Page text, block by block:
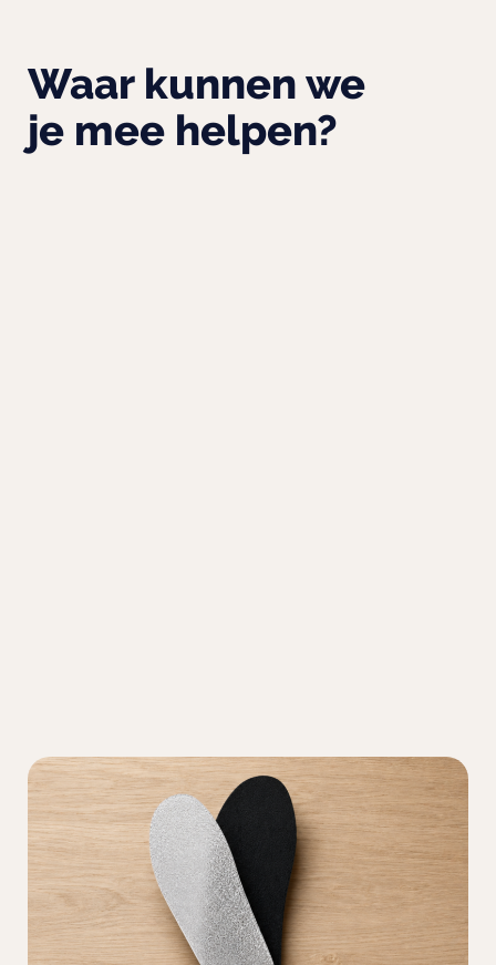
Waar kunnen we
je mee helpen?